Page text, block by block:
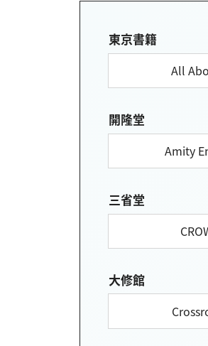
東京書籍
All
開隆堂
Amity
三省堂
大修館